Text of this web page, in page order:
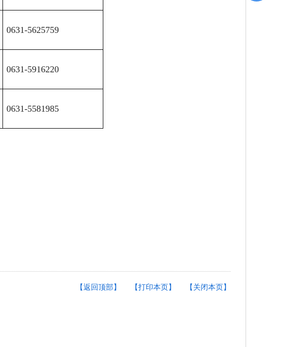
0631-5625759
0631-5916220
0631-5581985
【关闭本页】
【打印本页】
【返回顶部】